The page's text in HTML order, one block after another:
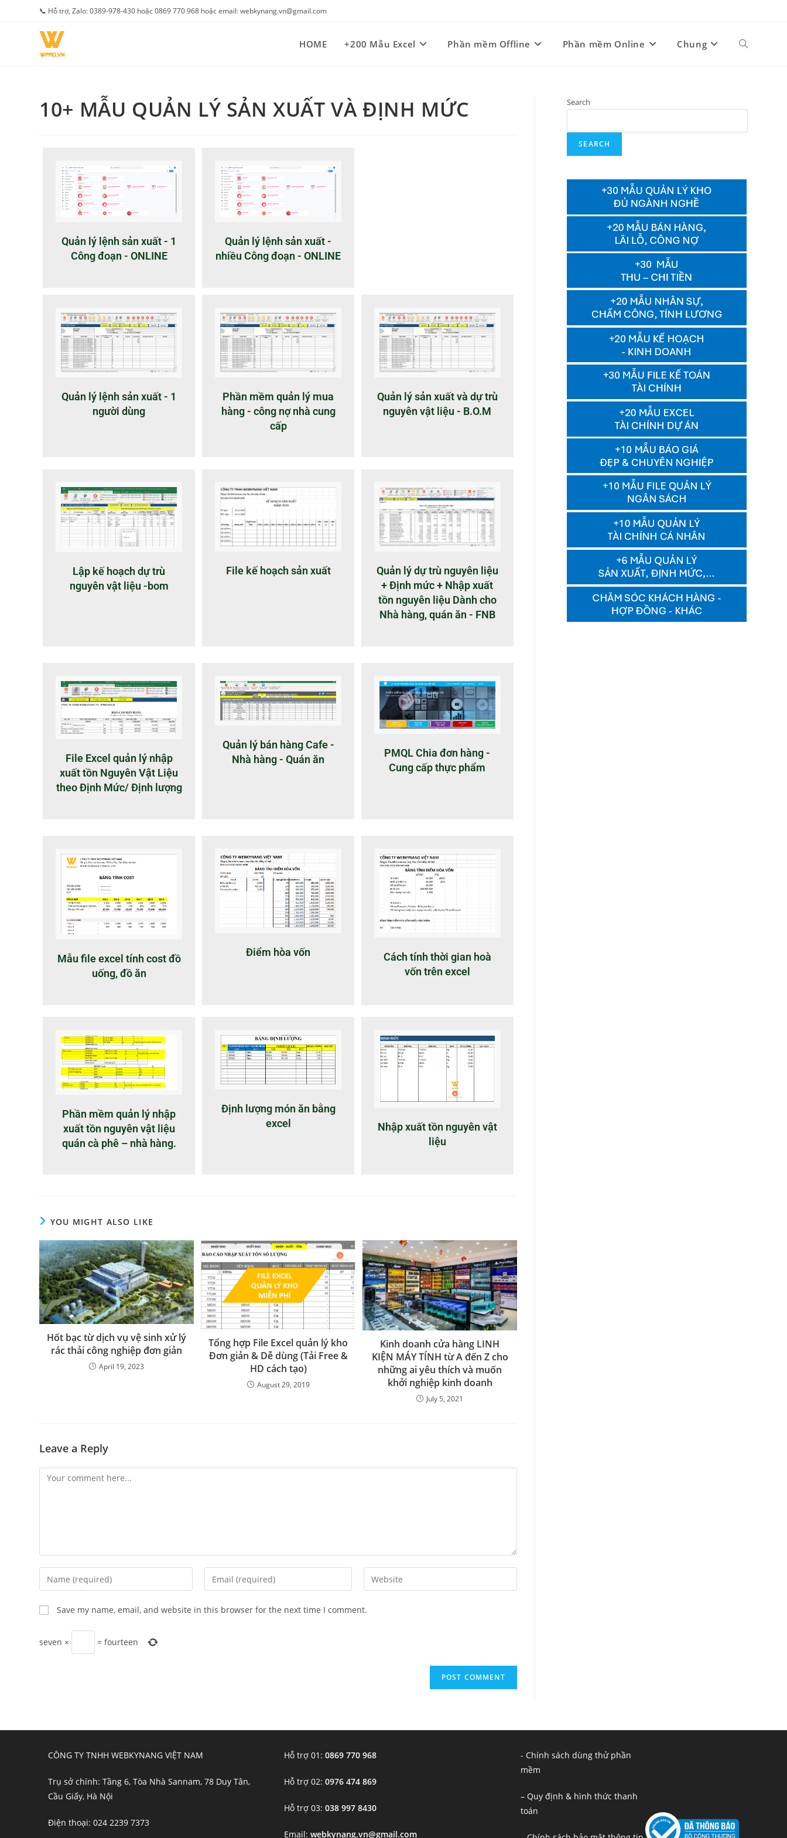
📞 Hỗ trợ, Zalo: 0389-978-430 hoặc 0869 770 968 hoặc email: webkynang.vn@gmail.com
HOME +200 Mẫu Excel Phần mềm Offline Phần mềm Online Chung
10+ MẪU QUẢN LÝ SẢN XUẤT VÀ ĐỊNH MỨC
Quản lý lệnh sản xuất - 1
Công đoạn - ONLINE
Quản lý lệnh sản xuất -
nhiều Công đoạn - ONLINE
Quản lý lệnh sản xuất - 1
người dùng
Phần mềm quản lý mua
hàng - công nợ nhà cung
cấp
Quản lý sản xuất và dự trù
nguyên vật liệu - B.O.M
Lập kế hoạch dự trù
nguyên vật liệu -bom
File kế hoạch sản xuất
Quản lý dự trù nguyên liệu
+ Định mức + Nhập xuất
tồn nguyên liệu Dành cho
Nhà hàng, quán ăn - FNB
File Excel quản lý nhập
xuất tồn Nguyên Vật Liệu
theo Định Mức/ Định lượng
Quản lý bán hàng Cafe -
Nhà hàng - Quán ăn
PMQL Chia đơn hàng -
Cung cấp thực phẩm
Mẫu file excel tính cost đồ
uống, đồ ăn
Điểm hòa vốn
Cách tính thời gian hoà
vốn trên excel
Phần mềm quản lý nhập
xuất tồn nguyên vật liệu
quán cà phê – nhà hàng.
Định lượng món ăn bằng
excel
Nhập xuất tồn nguyên vật
liệu
YOU MIGHT ALSO LIKE
Hốt bạc từ dịch vụ vệ sinh xử lý
rác thải công nghiệp đơn giản
April 19, 2023
Tổng hợp File Excel quản lý kho
Đơn giản & Dễ dùng (Tải Free &
HD cách tạo)
August 29, 2019
Kinh doanh cửa hàng LINH
KIỆN MÁY TÍNH từ A đến Z cho
những ai yêu thích và muốn
khởi nghiệp kinh doanh
July 5, 2021
Leave a Reply
Save my name, email, and website in this browser for the next time I comment.
seven × =fourteen
Search
SEARCH
CÔNG TY TNHH WEBKYNANG VIỆT NAM
Trụ sở chính: Tầng 6, Tòa Nhà Sannam, 78 Duy Tân,
Cầu Giấy, Hà Nội
Điện thoại: 024 2239 7373
Hỗ trợ 01:0869 770 968
Hỗ trợ 02:0976 474 869
Hỗ trợ 03:038 997 8430
Email:webkynang.vn@gmail.com
- Chính sách dùng thử phần
mềm
– Quy định & hình thức thanh
toán